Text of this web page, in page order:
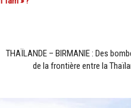
THAÏLANDE – BIRMANIE : Des
de la frontière entre la